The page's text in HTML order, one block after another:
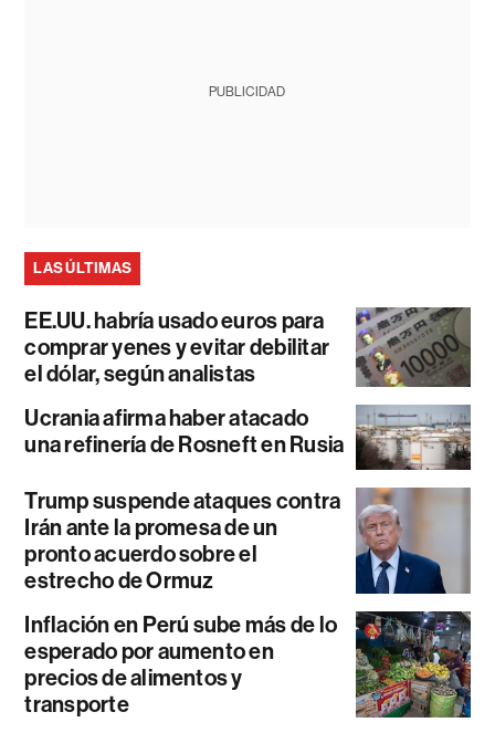
PUBLICIDAD
LAS ÚLTIMAS
EE.UU. habría usado euros para
comprar yenes y evitar debilitar
el dólar, según analistas
Ucrania afirma haber atacado
una refinería de Rosneft en Rusia
Trump suspende ataques contra
Irán ante la promesa de un
pronto acuerdo sobre el
estrecho de Ormuz
Inflación en Perú sube más de lo
esperado por aumento en
precios de alimentos y
transporte